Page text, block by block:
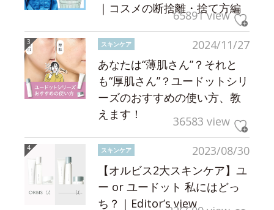
｜コスメの断捨離・捨て方編
65891 view
2024/11/27
スキンケア
あなたは“薄肌さん”？それと
も“厚肌さん”？ユードットシリ
ーズのおすすめの使い方、教
えます！
36583 view
2023/08/30
スキンケア
【オルビス2大スキンケア】ユ
ー or ユードット 私にはどっ
ち？｜Editor’s view